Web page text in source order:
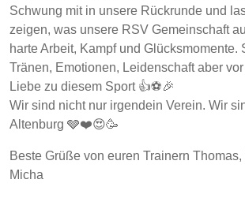
Schwung mit in unsere Rückrunde und
zeigen, was unsere RSV Gemeinschaft
harte Arbeit, Kampf und Glücksmomente.
Tränen, Emotionen, Leidenschaft aber
Liebe zu diesem Sport 👍⚽️🎉
Wir sind nicht nur irgendein Verein. Wir
Altenburg 🩶❤️😍🥳
Beste Grüße von euren Trainern
Micha